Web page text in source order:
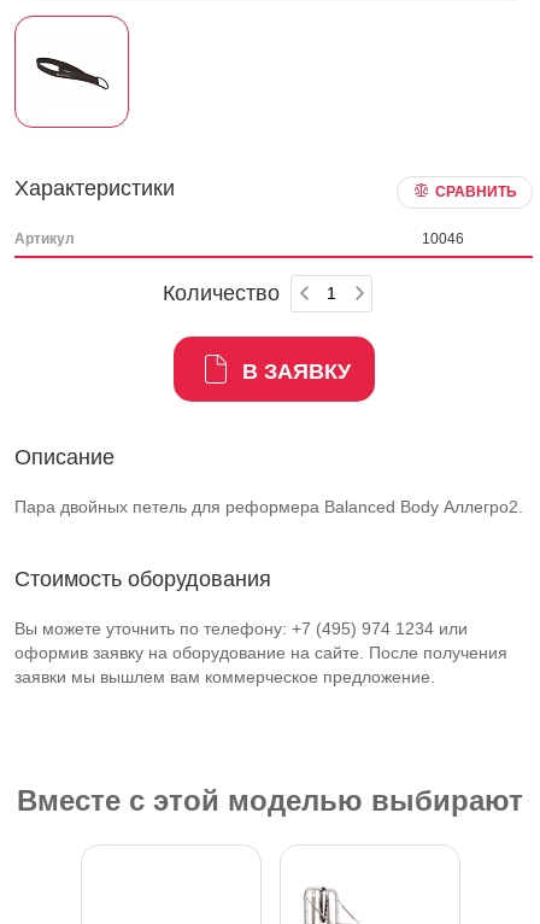
Характеристики СРАВНИТЬ
Артикул 10046
Количество
В ЗАЯВКУ
Описание
Пара двойных петель для реформера Balanced Body Аллегро2.
Стоимость оборудования
Вы можете уточнить по телефону: +7 (495) 974 1234 или
оформив заявку на оборудование на сайте. После получения
заявки мы вышлем вам коммерческое предложение.
Вместе с этой моделью выбирают